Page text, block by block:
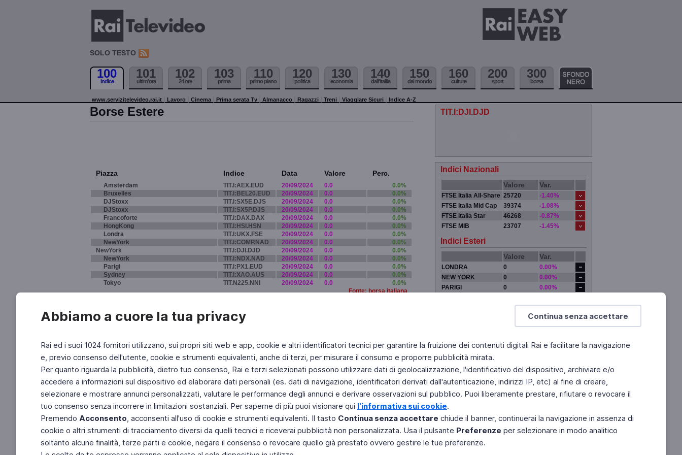
Continua senza accettare
Abbiamo a cuore la tua privacy
Rai ed i suoi 1024 fornitori utilizzano, sui propri siti web e app, cookie e altri identificatori tecnici per garantire la fruizione dei contenuti digitali Rai e facilitare la navigazione
e, previo consenso dell'utente, cookie e strumenti equivalenti, anche di terzi, per misurare il consumo e proporre pubblicità mirata.
Per quanto riguarda la pubblicità, dietro tuo consenso, Rai e terzi selezionati possono utilizzare dati di geolocalizzazione, l'identificativo del dispositivo, archiviare e/o
accedere a informazioni sul dispositivo ed elaborare dati personali (es. dati di navigazione, identificatori derivati dall'autenticazione, indirizzi IP, etc) al fine di creare,
selezionare e mostrare annunci personalizzati, valutare le performance degli annunci e derivare osservazioni sul pubblico. Puoi liberamente prestare, rifiutare o revocare il
tuo consenso senza incorrere in limitazioni sostanziali. Per saperne di più puoi visionare qui l'informativa sui cookie.
Premendo Acconsento, acconsenti all'uso di cookie e strumenti equivalenti. Il tasto Continua senza accettare chiude il banner, continuerai la navigazione in assenza di
cookie o altri strumenti di tracciamento diversi da quelli tecnici e riceverai pubblicità non personalizzata. Usa il pulsante Preferenze per selezionare in modo analitico
soltanto alcune finalità, terze parti e cookie, negare il consenso o revocare quello già prestato ovvero gestire le tue preferenze.
SOLO TESTO
100
indice
101
ultim'ora
102
24 ore
103
prima
110
primo piano
120
politica
130
economia
140
dall'itallia
150
dal mondo
160
culture
200
sport
300
borsa
www.servizitelevideo.rai.it Lavoro Cinema Prima serata Tv Almanacco Ragazzi Treni Viaggiare Sicuri Indice A-Z
Borse Estere
Piazza Indice Data Valore Perc.
Amsterdam TIT.I:AEX.EUD 20/09/2024 0.0
0.0%
Bruxelles
TIT.I:BEL20.EUD 20/09/2024 0.0
0.0%
DJStoxx
TIT.I:SX5E.DJS 20/09/2024 0.0
0.0%
DJStoxx
TIT.I:SX5P.DJS 20/09/2024 0.0
0.0%
Francoforte
TIT.I:DAX.DAX 20/09/2024 0.0
0.0%
HongKong
TIT.I:HSI.HSN 20/09/2024 0.0
0.0%
Londra
TIT.I:UKX.FSE 20/09/2024 0.0
0.0%
NewYork
TIT.I:COMP.NAD 20/09/2024 0.0
0.0%
NewYork
TIT.I:DJI.DJD 20/09/2024 0.0
0.0%
NewYork
TIT.I:NDX.NAD 20/09/2024 0.0
0.0%
Parigi
TIT.I:PX1.EUD 20/09/2024 0.0
0.0%
Sydney
TIT.I:XAO.AUS 20/09/2024 0.0
0.0%
Tokyo
TIT.N225.NNI 20/09/2024 0.0
0.0%
Fonte: borsa italiana
TIT.I:DJI.DJD
Indici Nazionali
Valore Var.
FTSE Italia All-Share 25720
-1.40%
FTSE Italia Mid Cap
39374
-1.08%
FTSE Italia Star
46268
-0.87%
FTSE MIB
23707 -1.45%
Indici Esteri
Valore Var.
LONDRA 0
0.00%
NEW YORK
0
0.00%
PARIGI
0
0.00%
Fai di Televideo la tua Home Page Chi Siamo
Copyright © 2011 Rai - Tutti i diritti riservati
Engineered by RAI - Reti e Piattaforme